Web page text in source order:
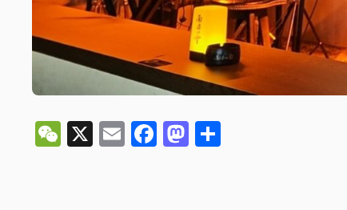
WeChat
X EmailFacebook
Mastodon